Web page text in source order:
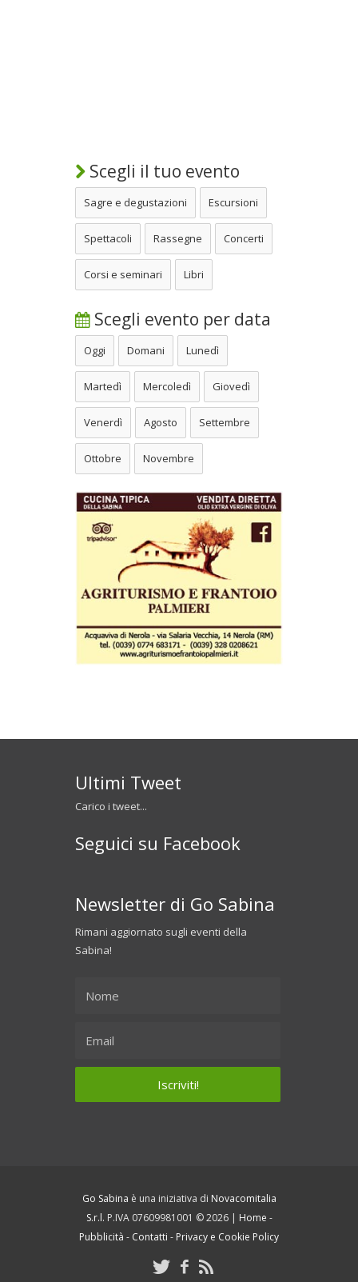
Scegli il tuo evento
Sagre e degustazioni Escursioni
Spettacoli Rassegne Concerti
Corsi e seminari Libri
Scegli evento per data
Oggi Domani Lunedì
Martedì Mercoledì Giovedì
Venerdì Agosto Settembre
Ottobre Novembre
Ultimi Tweet
Carico i tweet...
Seguici su Facebook
Newsletter di Go Sabina
Rimani aggiornato sugli eventi della
Sabina!
Go Sabina è una iniziativa di Novacomitalia
S.r.l. P.IVA 07609981001 © 2026 | Home -
Pubblicità - Contatti - Privacy e Cookie Policy